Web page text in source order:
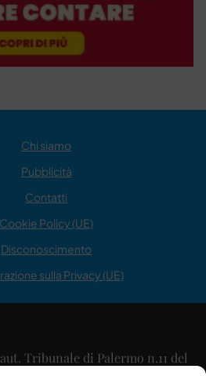
Chi siamo
Pubblicità
Contatti
Cookie Policy (UE)
Disconoscimento
sulla Privacy (UE)
Tribunale di Palermo n.11 del